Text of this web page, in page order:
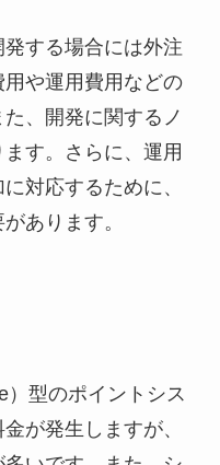
する場合には外注
や運用費用などの
、開発に関するノ
す。さらに、運用
対応するために、
あります。
）型のポイントシス
が発生しますが、